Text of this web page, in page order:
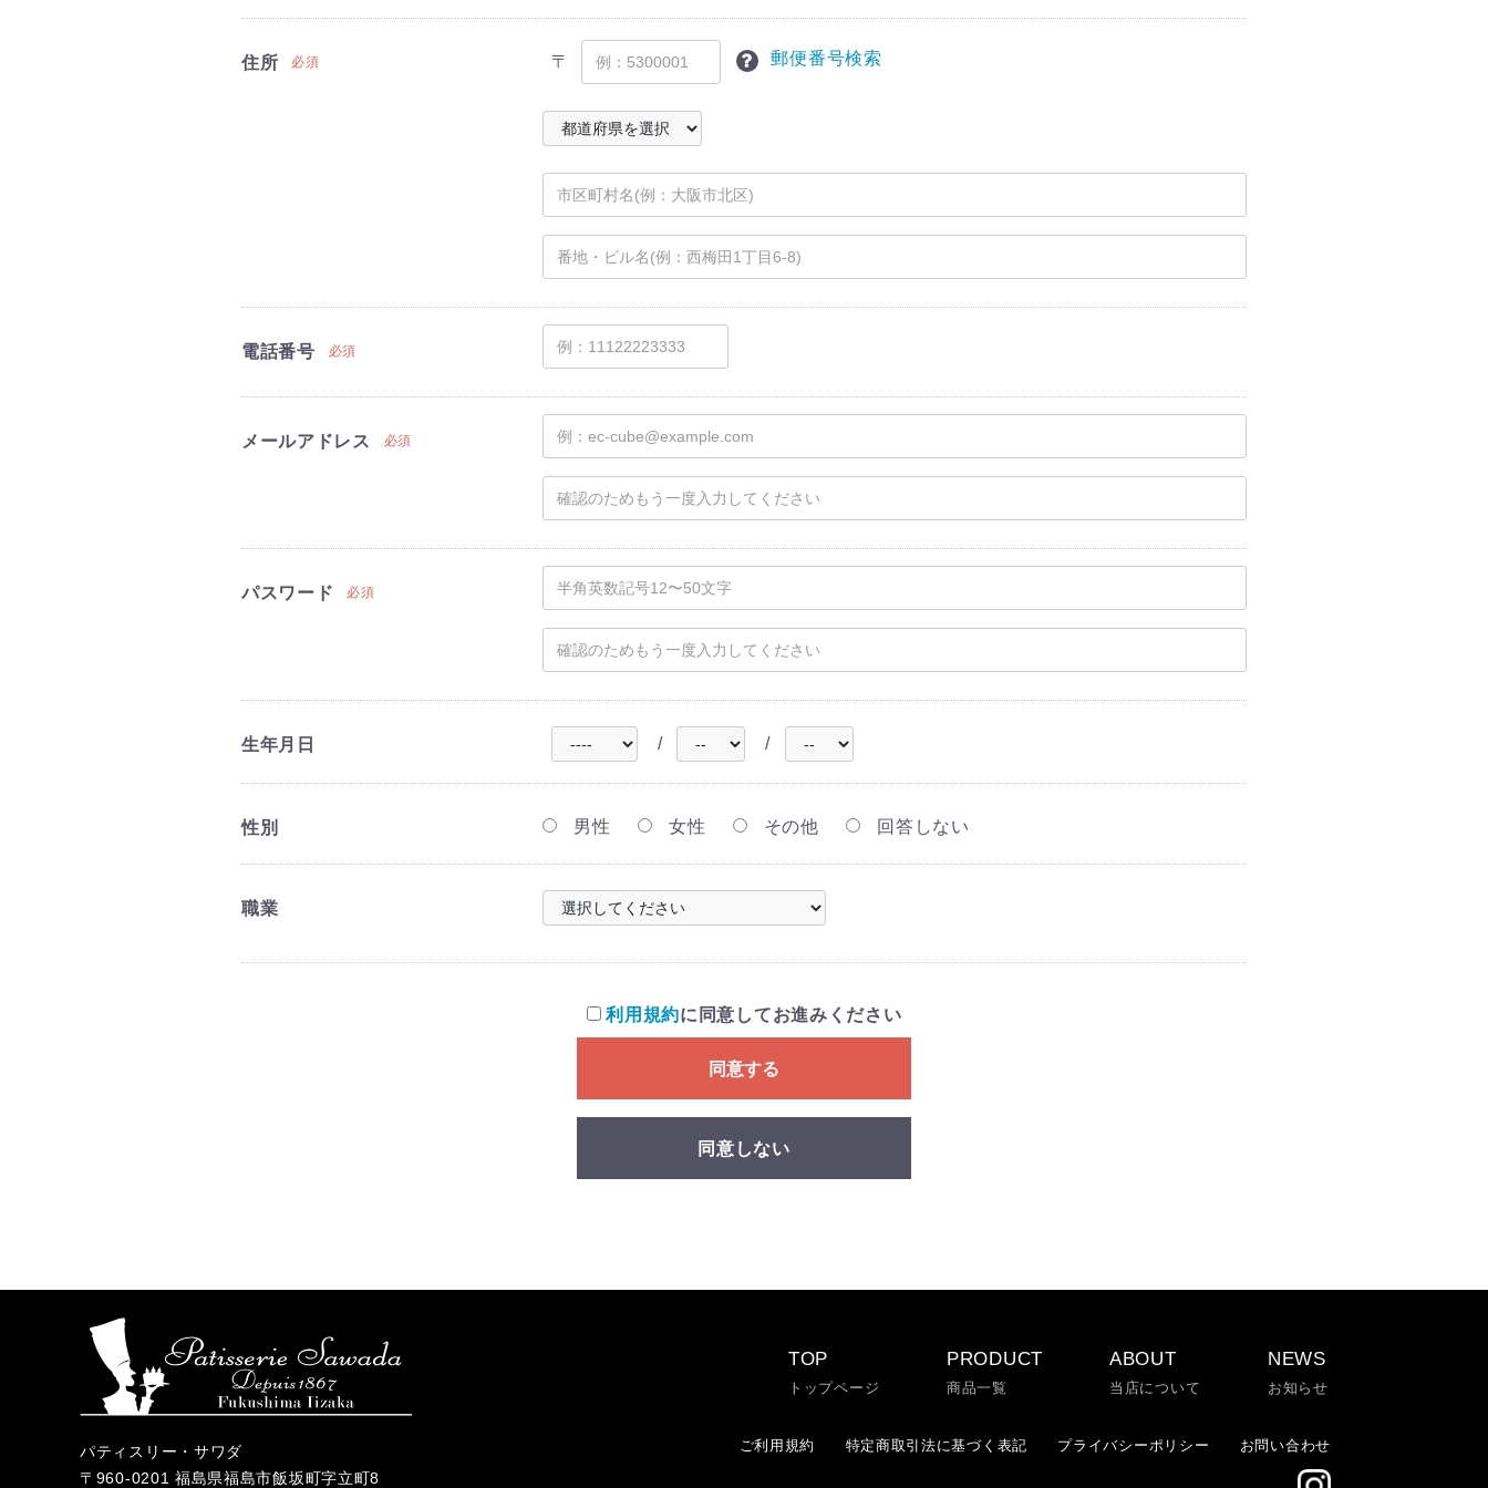
住所 必須 〒 郵便番号検索
電話番号 必須
メールアドレス 必須
パスワード 必須
生年月日 / /
性別 男性 女性 その他 回答しない
職業
利用規約に同意してお進みください
同意する
同意しない
パティスリー・サワダ
〒960-0201 福島県福島市飯坂町字立町8
TOP
トップページ
PRODUCT
商品一覧
ABOUT
当店について
NEWS
お知らせ
ご利用規約 特定商取引法に基づく表記 プライバシーポリシー お問い合わせ